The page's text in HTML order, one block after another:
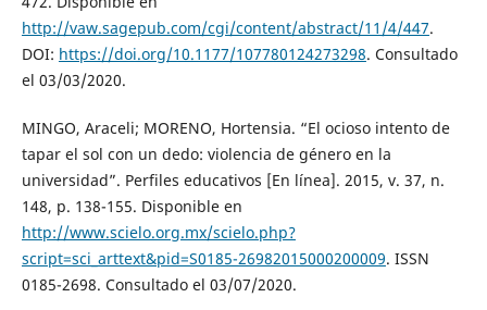
http://vaw.sagepub.com/cgi/content/abstract/11/4/447.
DOI: https://doi.org/10.1177/107780124273298. Consultado
el 03/03/2020.
MINGO, Araceli; MORENO, Hortensia. “El ocioso intento de
tapar el sol con un dedo: violencia de género en la
universidad”. Perfiles educativos [En línea]. 2015, v. 37, n.
148, p. 138-155. Disponible en
http://www.scielo.org.mx/scielo.php?
script=sci_arttext&pid=S0185-26982015000200009. ISSN
0185-2698. Consultado el 03/07/2020.